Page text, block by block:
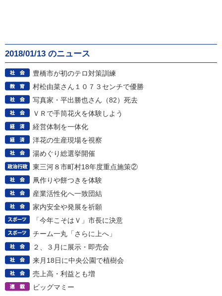
2018/01/13 のニュース
豊橋市が初のテロ対策訓練
村松由菜さん１０７３センチで優勝
写真家・平出勝也さん（82）死去
ＶＲで手筒花火を体験しよう
経営体制を一体化
洋花の生産現場を視察
湯めぐり総選挙開催
東三河８市町村18年度重点施策②
凧作りや餅つきを体験
産業活性化へ一致団結
家内安全や発展を祈願
「今年こそはＶ」市長に決意
チーム一丸「さらに上へ」
２、３月に展示・即売会
来月18日に中央公園で植樹会
売上高・利益とも増
ビッグマミー